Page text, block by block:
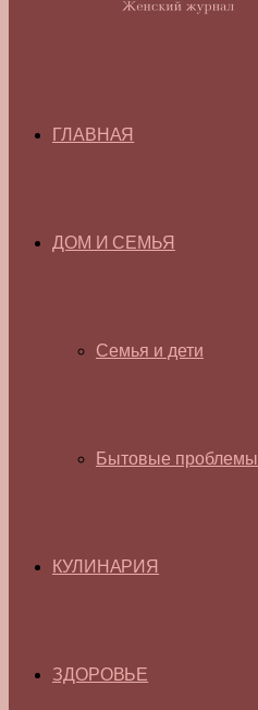
ГЛАВНАЯ
ДОМ И СЕМЬЯ
Семья и дети
Бытовые проблемы
КУЛИНАРИЯ
ЗДОРОВЬЕ